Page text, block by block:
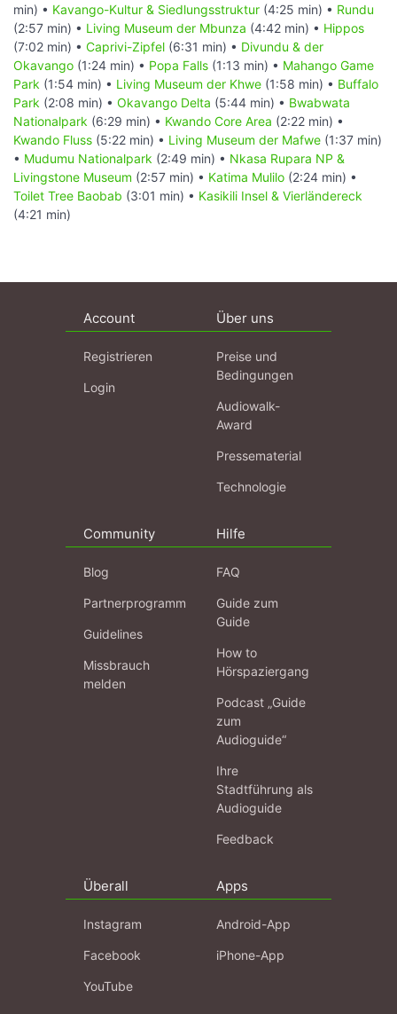
min) • Kavango-Kultur & Siedlungsstruktur (4:25 min) • Rundu
(2:57 min) • Living Museum der Mbunza (4:42 min) • Hippos
(7:02 min) • Caprivi-Zipfel (6:31 min) • Divundu & der
Okavango (1:24 min) • Popa Falls (1:13 min) • Mahango Game
Park (1:54 min) • Living Museum der Khwe (1:58 min) • Buffalo
Park (2:08 min) • Okavango Delta (5:44 min) • Bwabwata
Nationalpark (6:29 min) • Kwando Core Area (2:22 min) •
Kwando Fluss (5:22 min) • Living Museum der Mafwe (1:37 min)
• Mudumu Nationalpark (2:49 min) • Nkasa Rupara NP &
Livingstone Museum (2:57 min) • Katima Mulilo (2:24 min) •
Toilet Tree Baobab (3:01 min) • Kasikili Insel & Vierländereck
(4:21 min)
Account
Registrieren
Login
Über uns
Preise und
Bedingungen
Audiowalk-
Award
Pressematerial
Technologie
Community
Blog
Partnerprogramm
Guidelines
Missbrauch
melden
Hilfe
FAQ
Guide zum
Guide
How to
Hörspaziergang
Podcast „Guide
zum
Audioguide“
Ihre
Stadtführung als
Audioguide
Feedback
Überall
Instagram
Facebook
YouTube
Apps
Android-App
iPhone-App